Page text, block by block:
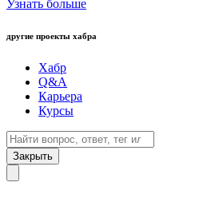
Узнать больше
другие проекты хабра
Хабр
Q&A
Карьера
Курсы
Закрыть